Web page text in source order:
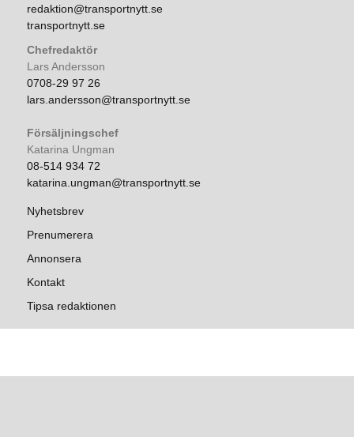
redaktion@transportnytt.se
transportnytt.se
Chefredaktör
Lars Andersson
0708-29 97 26
lars.andersson@transportnytt.se
Försäljningschef
Katarina Ungman
08-514 934 72
katarina.ungman@transportnytt.se
Nyhetsbrev
Prenumerera
Annonsera
Kontakt
Tipsa redaktionen